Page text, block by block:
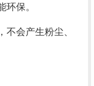
环保。
会产生粉尘、